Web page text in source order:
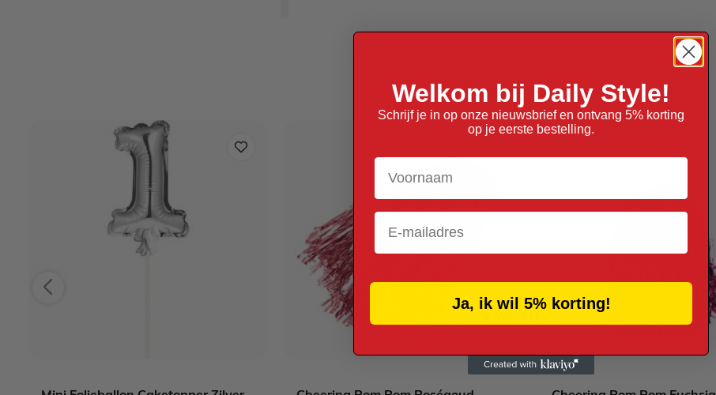
Anderen kochten ook
Welkom bij Daily Style!
Schrijf je in op onze nieuwsbrief en ontvang 5% korting
op je eerste bestelling.
Voornaam
Email
Ja, ik wil 5% korting!